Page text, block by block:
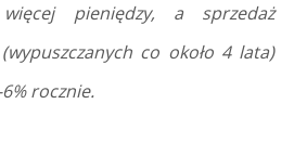
pieniędzy, a sprzedaż
co około 4 lata)
rocznie.